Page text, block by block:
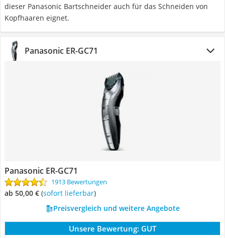
dieser Panasonic Bartschneider auch für das Schneiden von
Kopfhaaren eignet.
Panasonic ER-GC71
Panasonic ER-GC71
1913 Bewertungen
ab 50,00 € ( Sofort lieferbar)
Preisvergleich und weitere Angebote
Unsere Bewertung: GUT